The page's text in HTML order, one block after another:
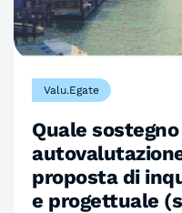
Valu.Egate
Quale
proposta di
e progettuale